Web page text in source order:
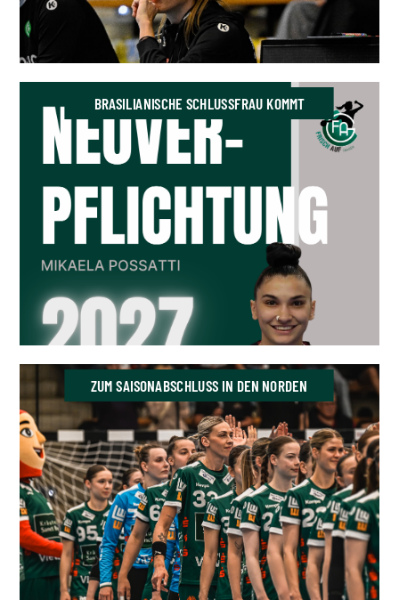
BRASILIANISCHE SCHLUSSFRAU KOMMT
ZUM SAISONABSCHLUSS IN DEN NORDEN